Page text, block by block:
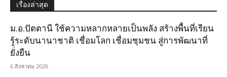
เรื่องล่าสุด
ม.อ.ปัตตานี ใช้ความหลากหลายเป็นพลัง สร้างพื้นที่เรียน
รู้ระดับนานาชาติ เชื่อมโลก เชื่อมชุมชน สู่การพัฒนาที่
ยั่งยืน
6 สิงหาคม 2026